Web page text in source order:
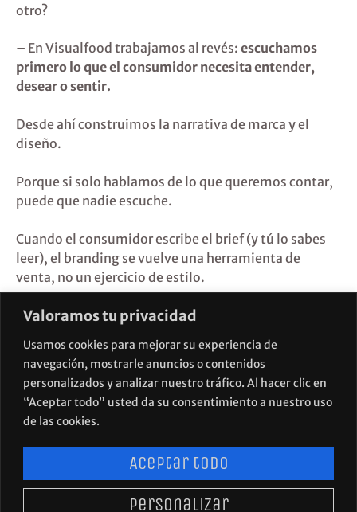
Valoramos tu privacidad
Usamos cookies para mejorar su experiencia de
navegación, mostrarle anuncios o contenidos
personalizados y analizar nuestro tráfico. Al hacer clic en
“Aceptar todo” usted da su consentimiento a nuestro uso
de las cookies.
Personalizar
Aceptar todo
otro?
– En Visualfood trabajamos al revés: escuchamos
primero lo que el consumidor necesita entender,
desear o sentir.
Desde ahí construimos la narrativa de marca y el
diseño.
Porque si solo hablamos de lo que queremos contar,
puede que nadie escuche.
Cuando el consumidor escribe el brief (y tú lo sabes
leer), el branding se vuelve una herramienta de
venta, no un ejercicio de estilo.
Marcas con orejas, no solo con voz.
el cliente?
POLÍTICA DE PRIVACIDAD